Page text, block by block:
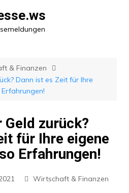
& Finanzen
Dann ist es Zeit für Ihre
Geld zurück?
für Ihre eigene
Erfahrungen!
Wirtschaft & Finanzen